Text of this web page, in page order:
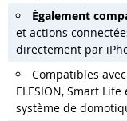
Également
et actions
directement par
Compatibles
ELESION, Smart
système de